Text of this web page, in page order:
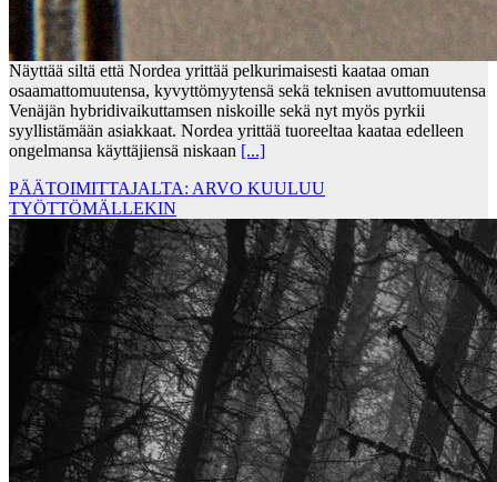
Näyttää siltä että Nordea yrittää pelkurimaisesti kaataa oman
osaamattomuutensa, kyvyttömyytensä sekä teknisen avuttomuutensa
Venäjän hybridivaikuttamsen niskoille sekä nyt myös pyrkii
syyllistämään asiakkaat. Nordea yrittää tuoreeltaa kaataa edelleen
ongelmansa käyttäjiensä niskaan [...]
PÄÄTOIMITTAJALTA: ARVO KUULUU
TYÖTTÖMÄLLEKIN